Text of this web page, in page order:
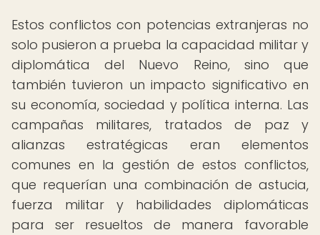
Estos conflictos con potencias extranjeras no
solo pusieron a prueba la capacidad militar y
diplomática del Nuevo Reino, sino que
también tuvieron un impacto significativo en
su economía, sociedad y política interna. Las
campañas militares, tratados de paz y
alianzas estratégicas eran elementos
comunes en la gestión de estos conflictos,
que requerían una combinación de astucia,
fuerza militar y habilidades diplomáticas
para ser resueltos de manera favorable